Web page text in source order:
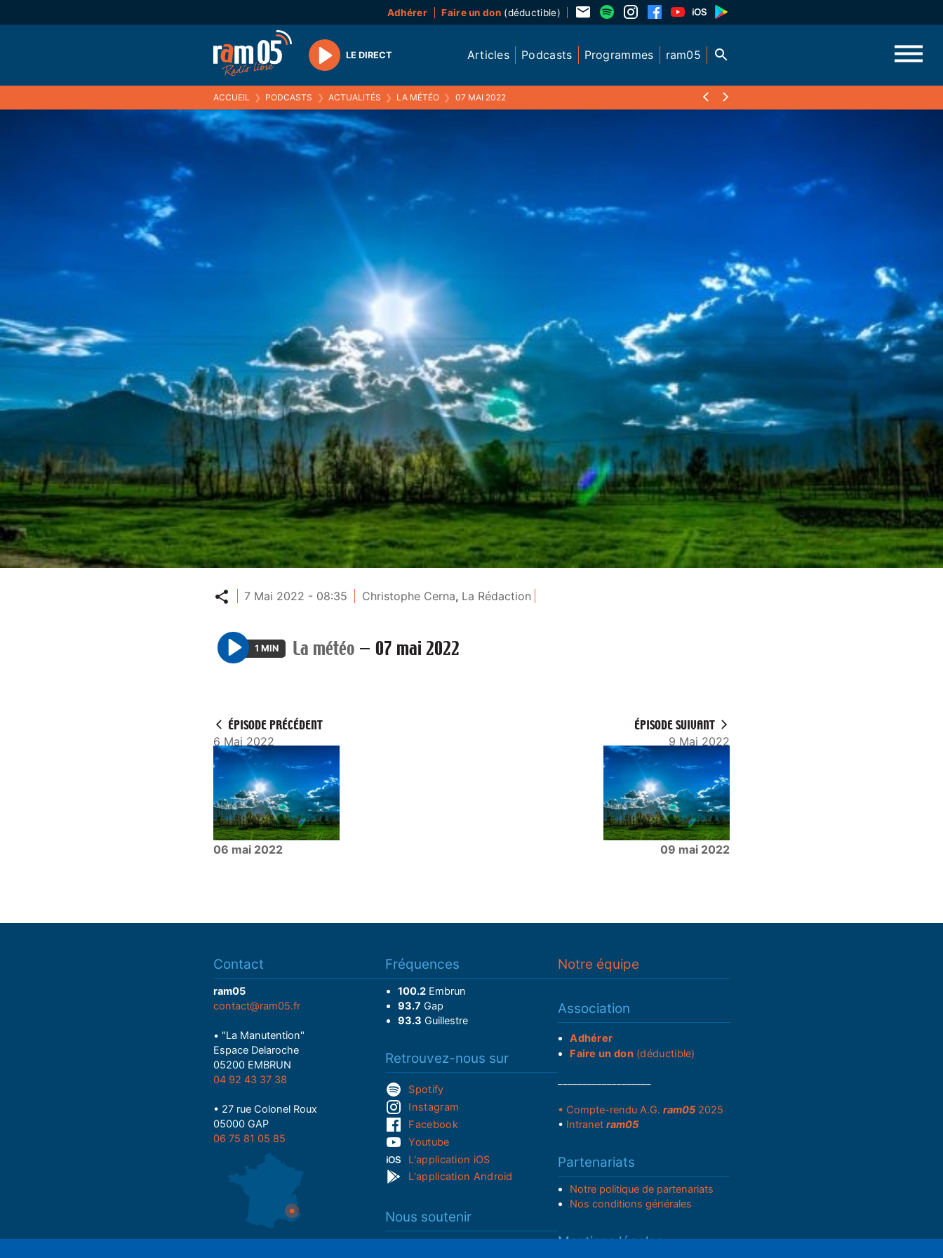
Adhérer Faire un don(déductible)
Play
LE DIRECT Articles Podcasts Programmes ram05
ACCUEIL ❯ PODCASTS ❯ ACTUALITÉS ❯ LA MÉTÉO ❯ 07 MAI 2022
Partager
7 Mai 2022 - 08:35 Christophe Cerna, La Rédaction
P
1 MIN La météo — 07 mai 2022
ÉPISODE PRÉCÉDENT
6 Mai 2022
06 mai 2022
ÉPISODE SUIVANT
9 Mai 2022
09 mai 2022
Contact
ram05
contact@ram05.fr
• "La Manutention"
Espace Delaroche
05200 EMBRUN
04 92 43 37 38
• 27 rue Colonel Roux
05000 GAP
06 75 81 05 85
Fréquences
100.2Embrun
93.7 Gap
93.3 Guillestre
Retrouvez-nous sur
Spotify
Instagram
Facebook
Youtube
L'application iOS
L'application Android
Nous soutenir
Notre équipe
Association
Adhérer
Faire un don(déductible)
• Compte-rendu A.G. ram052025
• Intranet ram05
Partenariats
Notre politique de partenariats
Nos conditions générales
Mentions légales